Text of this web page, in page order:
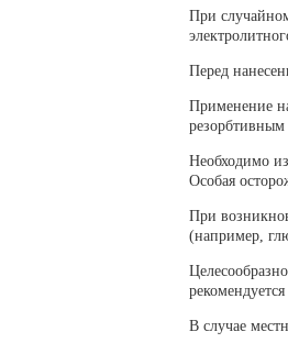
При
Перед
Применение
резорбтивным
Необходимо
Особая
При
(например,
В случае